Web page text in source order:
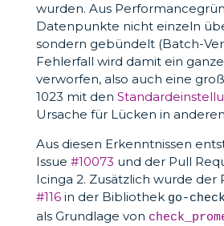
wurden. Aus
Datenpunkte nicht einzeln
sondern gebündelt (Batch-
Fehlerfall wird damit ein
verworfen, also auch eine
1023 mit den
Ursache für Lücken in
Aus diesen Erkenntnissen
Issue #10073 und der Pull
Icinga 2. Zusätzlich wurde der
#116in der Bibliothek go-check
als Grundlage von